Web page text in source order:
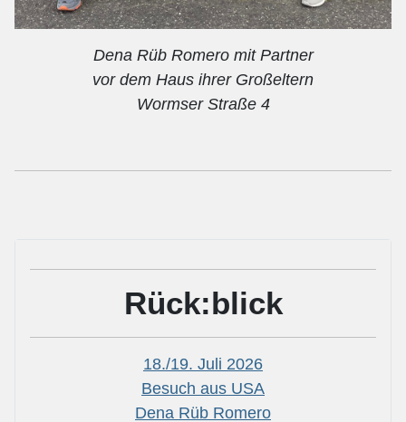
Dena Rüb Romero mit Partner
vor dem Haus ihrer Großeltern
Wormser Straße 4
Rück:blick
18./19. Juli 2026
Besuch aus USA
Dena Rüb Romero